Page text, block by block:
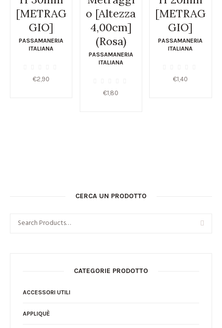
[METRAG
GIO]
PASSAMANERIA
ITALIANA
€2,90
o [Altezza
4,00cm]
(Rosa)
PASSAMANERIA
ITALIANA
€1,80
[METRAG
GIO]
PASSAMANERIA
ITALIANA
€1,40
CERCA UN PRODOTTO
CATEGORIE PRODOTTO
ACCESSORI UTILI
APPLIQUÈ